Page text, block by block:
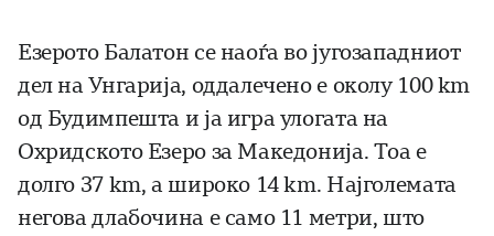
Езерото Балатон се наоѓа во југозападниот
дел на Унгарија, оддалечено е околу 100 km
од Будимпешта и ја игра улогата на
Охридското Езеро за Македонија. Тоа е
долго 37 km, а широко 14 km. Најголемата
негова длабочина е само 11 метри, што